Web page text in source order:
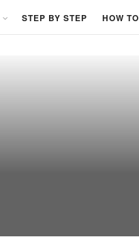
STEP BY STEP HOW TO